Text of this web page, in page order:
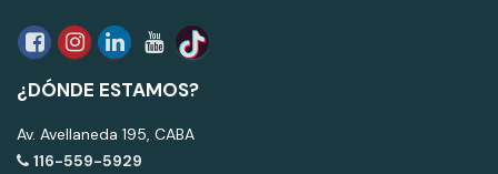
¿DÓNDE ESTAMOS?
Av. Avellaneda 195, CABA
116-559-5929